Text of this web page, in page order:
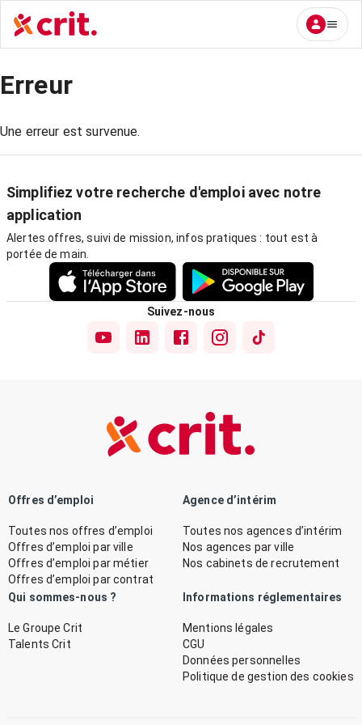
Erreur
Une erreur est survenue.
Simplifiez votre recherche d'emploi avec notre
application
Alertes offres, suivi de mission, infos pratiques : tout est à
portée de main.
Suivez-nous
Offres d’emploi
Toutes nos offres d’emploi
Offres d’emploi par ville
Offres d’emploi par métier
Offres d’emploi par contrat
Agence d’intérim
Toutes nos agences d’intérim
Nos agences par ville
Nos cabinets de recrutement
Qui sommes-nous ?
Le Groupe Crit
Talents Crit
Informations réglementaires
Mentions légales
CGU
Données personnelles
Politique de gestion des cookies